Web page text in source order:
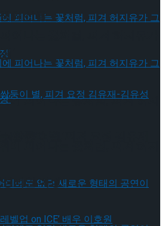
피어나는 꽃처럼, 피겨 허지
의 선율
적인 여정’
’